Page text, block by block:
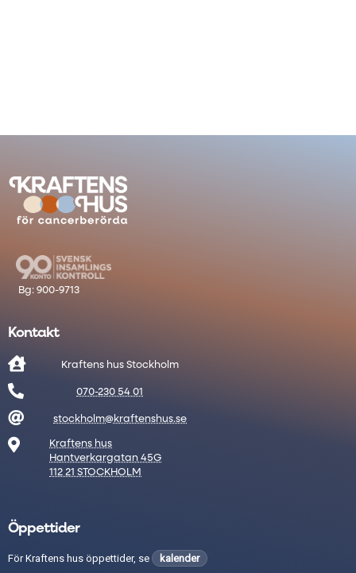
Kontakt
 Kraftens hus Stockholm
 070-230 54 01
 stockholm@kraftenshus.se

Kraftens hus
Hantverkargatan 45G
112 21 STOCKHOLM
Öppettider
För Kraftens hus öppettider, se kalender